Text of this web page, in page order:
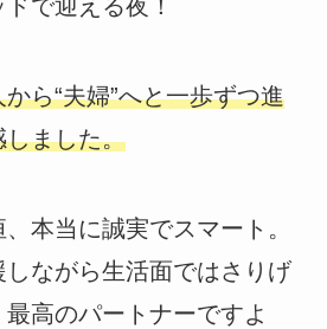
で迎える夜！
ら“夫婦”へと一歩ずつ進
しました。
本当に誠実でスマート。
ながら生活面ではさりげ
高のパートナーですよ